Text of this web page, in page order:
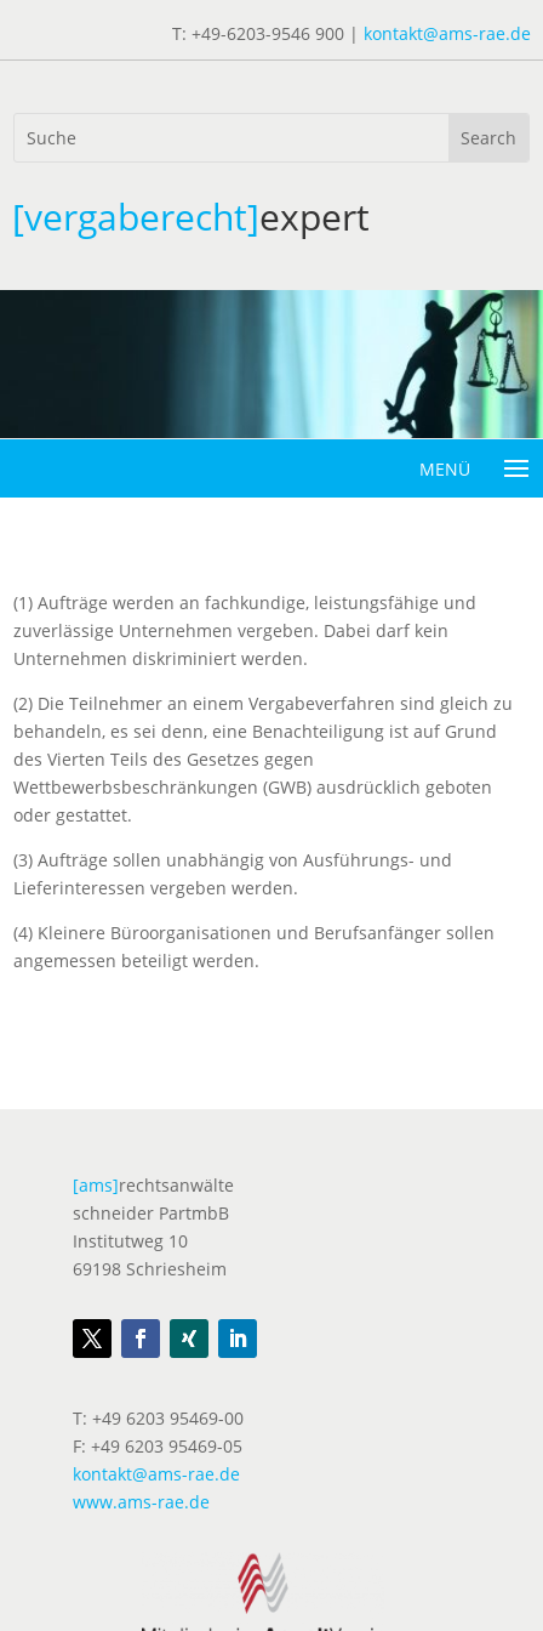
T: +49-6203-9546 900 | kontakt@ams-rae.de
[vergaberecht]expert
(1) Aufträge werden an fachkundige, leistungsfähige und
zuverlässige Unternehmen vergeben. Dabei darf kein
Unternehmen diskriminiert werden.
(2) Die Teilnehmer an einem Vergabeverfahren sind gleich zu
behandeln, es sei denn, eine Benachteiligung ist auf Grund
des Vierten Teils des Gesetzes gegen
Wettbewerbsbeschränkungen (GWB) ausdrücklich geboten
oder gestattet.
(3) Aufträge sollen unabhängig von Ausführungs- und
Lieferinteressen vergeben werden.
(4) Kleinere Büroorganisationen und Berufsanfänger sollen
angemessen beteiligt werden.
[ams]rechtsanwälte
schneider PartmbB
Institutweg 10
69198 Schriesheim
T: +49 6203 95469-00
F: +49 6203 95469-05
kontakt@ams-rae.de
www.ams-rae.de